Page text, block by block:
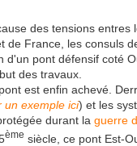
des tensions entres
de France, les consuls
d'un pont défensif coté
des travaux.
est enfin achevé.
un exemple ici) et les
durant la guerre
ème siècle, ce pont Est-